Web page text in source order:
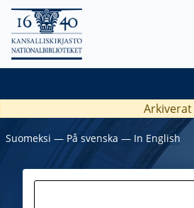
Suomeksi ― På svenska ― In English